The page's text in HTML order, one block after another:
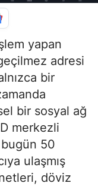
yapan
adresi
bir
bir sosyal ağ
merkezli
50
ulaşmış
döviz